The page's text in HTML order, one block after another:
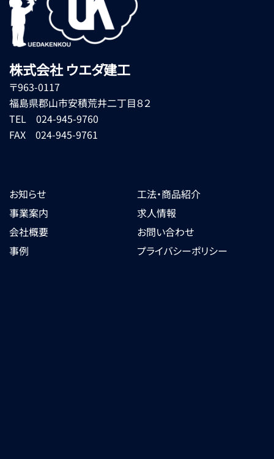
株式会社 ウエダ建工
〒963-0117
福島県郡山市安積荒井二丁目８２
TEL 024-945-9760
FAX 024-945-9761
お知らせ
工法・商品紹介
事業案内
求人情報
会社概要
お問い合わせ
事例
プライバシーポリシー